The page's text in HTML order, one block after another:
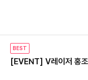
BEST
[EVENT] V레이저 홍